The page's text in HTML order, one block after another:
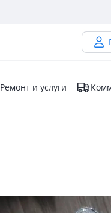
Ремонт и услуги